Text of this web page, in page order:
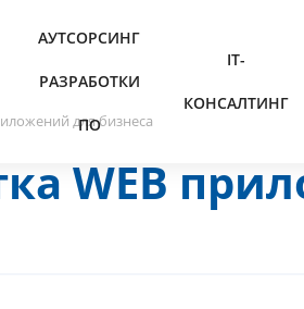
АУТСОРСИНГ
РАЗРАБОТКИ
ПО
IT-
КОНСАЛТИНГ
для бизнеса
WEB